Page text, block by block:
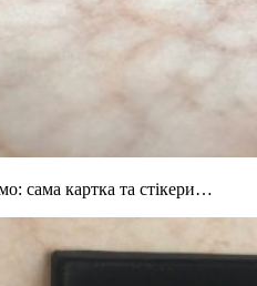
сама картка та стікери…